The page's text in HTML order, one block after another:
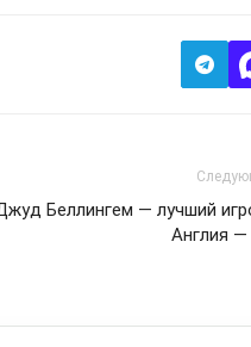
Беллингем — лучший
Англия